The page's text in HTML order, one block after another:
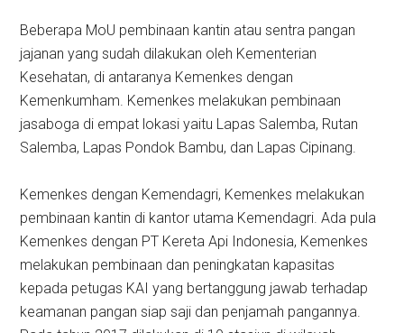
Beberapa MoU pembinaan kantin atau sentra pangan
jajanan yang sudah dilakukan oleh Kementerian
Kesehatan, di antaranya Kemenkes dengan
Kemenkumham. Kemenkes melakukan pembinaan
jasaboga di empat lokasi yaitu Lapas Salemba, Rutan
Salemba, Lapas Pondok Bambu, dan Lapas Cipinang.
Kemenkes dengan Kemendagri, Kemenkes melakukan
pembinaan kantin di kantor utama Kemendagri. Ada pula
Kemenkes dengan PT Kereta Api Indonesia, Kemenkes
melakukan pembinaan dan peningkatan kapasitas
kepada petugas KAI yang bertanggung jawab terhadap
keamanan pangan siap saji dan penjamah pangannya.